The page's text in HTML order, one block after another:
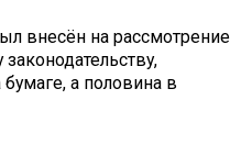
внесён на рассмотрение
а половина в